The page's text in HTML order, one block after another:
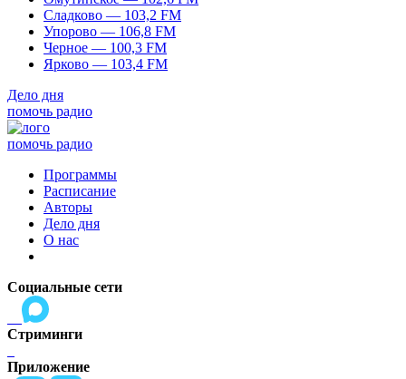
Сладково — 103,2 FM
Упорово — 106,8 FM
Черное — 100,3 FM
Ярково — 103,4 FM
Дело дня
помочь радио
помочь радио
Программы
Расписание
Авторы
Дело дня
О нас
Социальные сети
Стриминги
Приложение